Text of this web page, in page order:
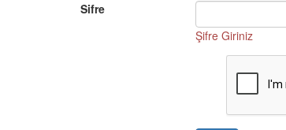
Sifre
Şifre Giriniz